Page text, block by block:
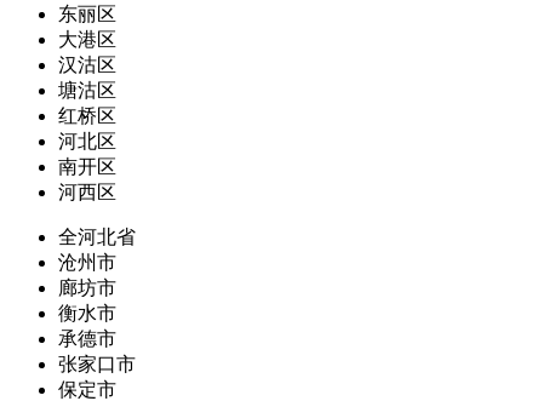
东丽区
大港区
汉沽区
塘沽区
红桥区
河北区
南开区
河西区
全河北省
沧州市
廊坊市
衡水市
承德市
张家口市
保定市